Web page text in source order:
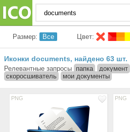
Размер: Все Цвет:
Иконки documents, найдено 63 шт.
Релевантные запросы папка документ
скоросшиватель
мои документы
PNG PNG